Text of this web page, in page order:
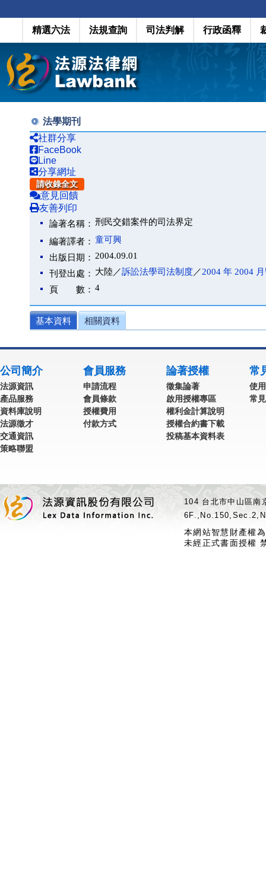
精選六法 法規查詢 司法判解 行政函釋
法學期刊
社群分享
FaceBook
Line
分享網址
請收錄全文
意見回饋
友善列印
論著名稱： 刑民交錯案件的司法界定
編著譯者： 童可興
出版日期： 2004.09.01
刊登出處： 大陸／訴訟法學司法制度／2004 年 2004
頁 數： 4
基本資料 相關資料
公司簡介
法源資訊
產品服務
資料庫說明
法源徵才
交通資訊
策略聯盟
會員服務
申請流程
會員條款
授權費用
付款方式
論著授權
徵集論著
啟用授權專區
權利金計算說明
授權合約書下載
投稿基本資料表
常
使
常
104 台北市中山區
本網站智慧財產權
未經正式書面授權